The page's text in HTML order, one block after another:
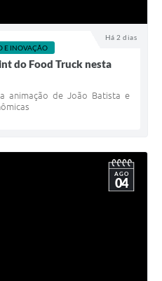
Há 2 dias
E INOVAÇÃO
do Food Truck nesta
animação de João Batista e
AGO
04